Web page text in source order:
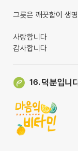
그릇은 깨끗함이 생
사랑합니다
감사합니다
16. 덕분입니